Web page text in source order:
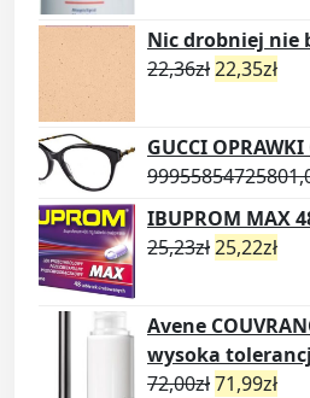
Nic drobniej nie
22,36zł22,35zł
GUCCI
IBUPROM MAX
25,23zł25,22zł
Avene
wysoka
72,00zł71,99zł